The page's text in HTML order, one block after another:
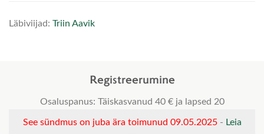
Läbiviijad: Triin Aavik
Registreerumine
Osaluspanus: Täiskasvanud 40 € ja lapsed 20
See sündmus on juba ära toimunud 09.05.2025- Leia